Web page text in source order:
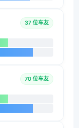
37 位车友
70 位车友